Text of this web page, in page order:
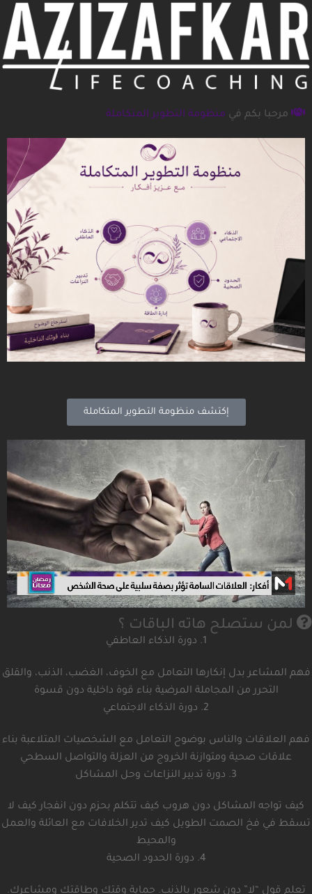
مرحبا بكم في منظومة التطوير المتكاملة
إكتشف منظومة التطوير المتكاملة
لمن ستصلح هاته الباقات ؟
1. دورة الذكاء العاطفي
فهم المشاعر بدل إنكارها التعامل مع الخوف، الغضب، الذنب، والقلق
التحرر من المجاملة المرضية بناء قوة داخلية دون قسوة
2. دورة الذكاء الاجتماعي
فهم العلاقات والناس بوضوح التعامل مع الشخصيات المتلاعبة بناء
علاقات صحية ومتوازنة الخروج من العزلة والتواصل السطحي
3. دورة تدبير النزاعات وحل المشاكل
كيف تواجه المشاكل دون هروب كيف تتكلم بحزم دون انفجار كيف لا
تسقط في فخ الصمت الطويل كيف تدير الخلافات مع العائلة والعمل
والمحيط
4. دورة الحدود الصحية
تعلم قول “لا” دون شعور بالذنب. حماية وقتك وطاقتك ومشاعرك.